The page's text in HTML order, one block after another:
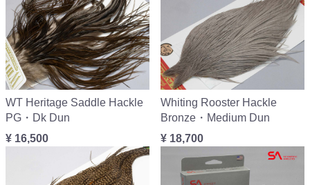
WT Heritage Saddle Hackle
PG・Dk Dun
¥ 16,500
Whiting Rooster Hackle
Bronze・Medium Dun
¥ 18,700